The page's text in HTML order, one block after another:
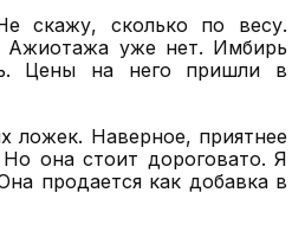
скажу, сколько по весу.
уже нет. Имбирь
Цены на него пришли в
ложек. Наверное, приятнее
она стоит дороговато. Я
продается как добавка в